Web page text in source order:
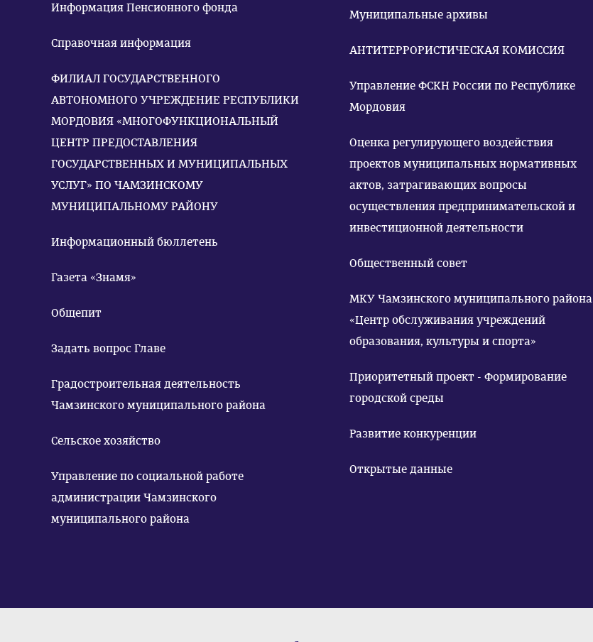
Информация Пенсионного фонда
Справочная информация
ФИЛИАЛ ГОСУДАРСТВЕННОГО
АВТОНОМНОГО УЧРЕЖДЕНИЕ РЕСПУБЛИКИ
МОРДОВИЯ «МНОГОФУНКЦИОНАЛЬНЫЙ
ЦЕНТР ПРЕДОСТАВЛЕНИЯ
ГОСУДАРСТВЕННЫХ И МУНИЦИПАЛЬНЫХ
УСЛУГ» ПО ЧАМЗИНСКОМУ
МУНИЦИПАЛЬНОМУ РАЙОНУ
Информационный бюллетень
Газета «Знамя»
Общепит
Задать вопрос Главе
Градостроительная деятельность
Чамзинского муниципального района
Сельское хозяйство
Управление по социальной работе
администрации Чамзинского
муниципального района
Муниципальные архивы
АНТИТЕРРОРИСТИЧЕСКАЯ КОМИССИЯ
Управление ФСКН России по Республике
Мордовия
Оценка регулирующего воздействия
проектов муниципальных нормативных
актов, затрагивающих вопросы
осуществления предпринимательской и
инвестиционной деятельности
Общественный совет
МКУ Чамзинского муниципального района
«Центр обслуживания учреждений
образования, культуры и спорта»
Приоритетный проект - Формирование
городской среды
Развитие конкуренции
Открытые данные